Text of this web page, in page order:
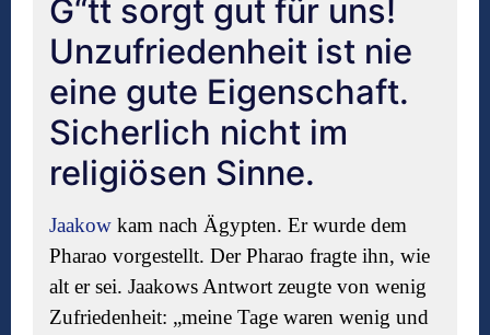
G“tt sorgt gut für uns!
Unzufriedenheit ist nie
eine gute Eigenschaft.
Sicherlich nicht im
religiösen Sinne.
Jaakow kam nach Ägypten. Er wurde dem
Pharao vorgestellt. Der Pharao fragte ihn, wie
alt er sei. Jaakows Antwort zeugte von wenig
Zufriedenheit: „meine Tage waren wenig und